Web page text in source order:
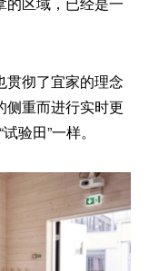
贯彻了宜家的理念
重而进行实时更
验田”一样。